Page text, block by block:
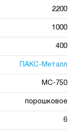
2200
1000
400
ПАКС-Металл
МС-750
порошковое
6